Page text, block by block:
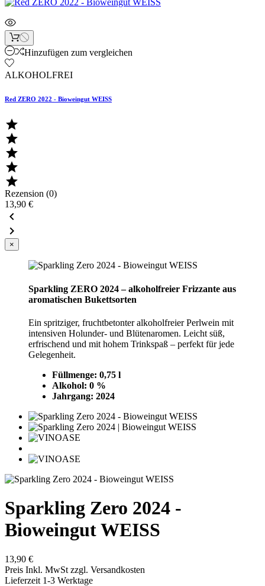
Hinzufügen zum vergleichen
ALKOHOLFREI
Red ZERO 2022 - Bioweingut WEISS





Rezension (0)
13,90 €


×
Sparkling ZERO 2024 – alkoholfreier Frizzante aus
aromatischen Bukettsorten
Ein spritziger, fruchtbetonter alkoholfreier Perlwein mit
intensiven Holunder‑ und Blütenaromen. Leicht süß,
erfrischend und mit hohem Trinkspaß – perfekt für jede
Gelegenheit.
Füllmenge: 0,75 l
Alkohol: 0 %
Jahrgang: 2024
Sparkling Zero 2024 -
Bioweingut WEISS
13,90 €
Preis Inkl. MwSt zzgl. Versandkosten
Lieferzeit 1-3 Werktage